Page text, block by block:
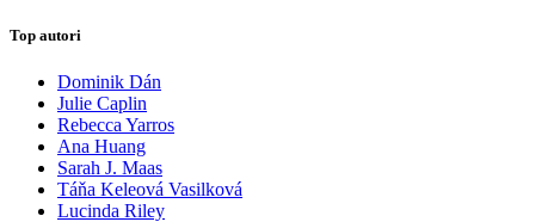
Top autori
Dominik Dán
Julie Caplin
Rebecca Yarros
Ana Huang
Sarah J. Maas
Táňa Keleová Vasilková
Lucinda Riley